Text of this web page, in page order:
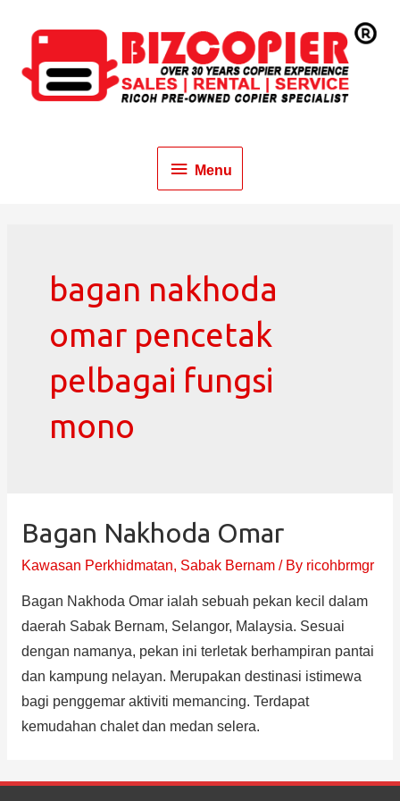
Menu
bagan nakhoda
omar pencetak
pelbagai fungsi
mono
Bagan Nakhoda Omar
Kawasan Perkhidmatan, Sabak Bernam/ By ricohbrmgr
Bagan Nakhoda Omar ialah sebuah pekan kecil dalam
daerah Sabak Bernam, Selangor, Malaysia. Sesuai
dengan namanya, pekan ini terletak berhampiran pantai
dan kampung nelayan. Merupakan destinasi istimewa
bagi penggemar aktiviti memancing. Terdapat
kemudahan chalet dan medan selera.